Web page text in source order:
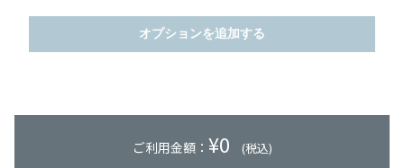
オプションを追加する
ご利用金額： ¥0 (税込)